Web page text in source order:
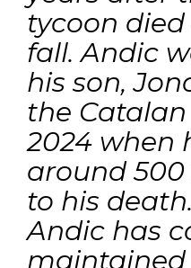
tycoon
fall. Andic
his son,
the
2024 when
around
to his
Andic has